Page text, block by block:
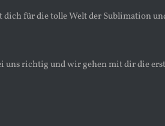
dich für die tolle Welt der Sublimation
uns richtig und wir gehen mit dir die